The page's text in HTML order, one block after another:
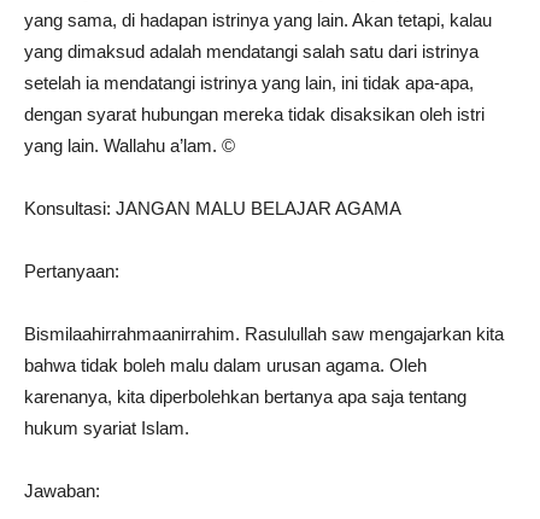
yang sama, di hadapan istrinya yang lain. Akan tetapi, kalau
yang dimaksud adalah mendatangi salah satu dari istrinya
setelah ia mendatangi istrinya yang lain, ini tidak apa-apa,
dengan syarat hubungan mereka tidak disaksikan oleh istri
yang lain. Wallahu a’lam. ©️
Konsultasi: JANGAN MALU BELAJAR AGAMA
Pertanyaan:
Bismilaahirrahmaanirrahim. Rasulullah saw mengajarkan kita
bahwa tidak boleh malu dalam urusan agama. Oleh
karenanya, kita diperbolehkan bertanya apa saja tentang
hukum syariat Islam.
Jawaban: